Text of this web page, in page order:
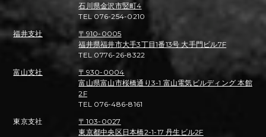
石川県金沢市竪町4
TEL 076-254-0210
福井支社
〒910-0005
福井県福井市大手3丁目1番13号 大手門ビル7F
TEL 0776-26-8322
富山支社
〒930-0004
富山県富山市桜橋通り3-1 富山電気ビルディング 本館
2F
TEL 076-486-8161
東京支社
〒103-0027
東京都中央区日本橋2-1-17 丹生ビル2F